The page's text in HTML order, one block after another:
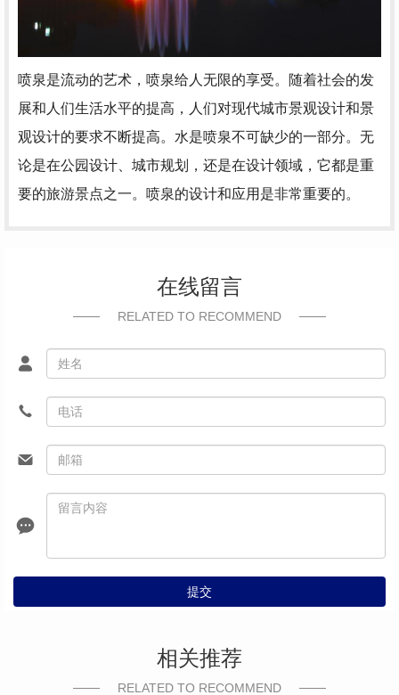
喷泉是流动的艺术，喷泉给人无限的享受。随着社会的发
展和人们生活水平的提高，人们对现代城市景观设计和景
观设计的要求不断提高。水是喷泉不可缺少的一部分。无
论是在公园设计、城市规划，还是在设计领域，它都是重
要的旅游景点之一。喷泉的设计和应用是非常重要的。
在线留言
RELATED TO RECOMMEND
提交
相关推荐
RELATED TO RECOMMEND